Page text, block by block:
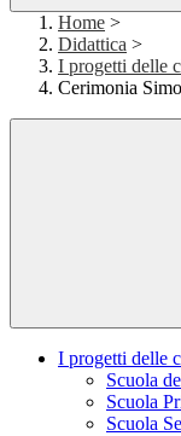
Home >
Didattica >
I progetti delle
Cerimonia
I progetti delle
Scuola
Scuola
Scuola